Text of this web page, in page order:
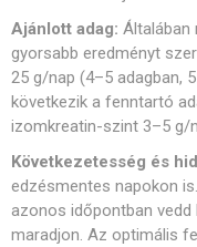
Ajánlott adag: Általában
gyorsabb eredményt
25 g/nap (4–5 adagban,
következik a fenntartó
izomkreatin-szint 3–5 g/
Következetesség és
edzésmentes napokon
azonos időpontban
maradjon. Az optimális